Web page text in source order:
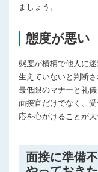
ましょう。
態度が悪い
態度が横柄で他人に
生えていないと判断さ
最低限のマナーと礼儀
面接官だけでなく、
応を心がけることが大
面接に準備